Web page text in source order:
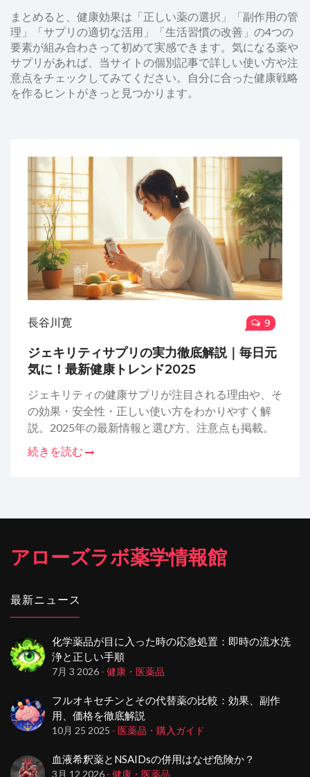
まとめると、健康効果は「正しい薬の選択」「副作用の管
理」「サプリの適切な活用」「生活習慣の改善」の4つの
要素が組み合わさって初めて実感できます。気になる薬や
サプリがあれば、当サイトの個別記事で詳しい使い方や注
意点をチェックしてみてください。自分に合った健康戦略
を作るヒントがきっと見つかります。
長谷川寛 9
ジェキリティサプリの実力徹底解説｜毎日元
気に！最新健康トレンド2025
ジェキリティの健康サプリが注目される理由や、そ
の効果・安全性・正しい使い方をわかりやすく解
説。2025年の最新情報と選び方、注意点も掲載。
続きを読む
アローズラボ薬学情報館
最新ニュース
化学薬品が目に入った時の応急処置：即時の流水洗
浄と正しい手順
7月 3 2026 - 健康・医薬品
フルオキセチンとその代替薬の比較：効果、副作
用、価格を徹底解説
10月 25 2025 - 医薬品・購入ガイド
血液希釈薬とNSAIDsの併用はなぜ危険か？
3月 12 2026 - 健康・医薬品